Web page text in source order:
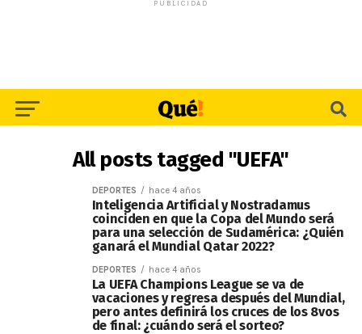
PUBLICIDAD
All posts tagged "UEFA"
DEPORTES hace 4 años
Inteligencia Artificial y Nostradamus
coinciden en que la Copa del Mundo será
para una selección de Sudamérica: ¿Quién
ganará el Mundial Qatar 2022?
DEPORTES hace 4 años
La UEFA Champions League se va de
vacaciones y regresa después del Mundial,
pero antes definirá los cruces de los 8vos
de final: ¿cuándo será el sorteo?